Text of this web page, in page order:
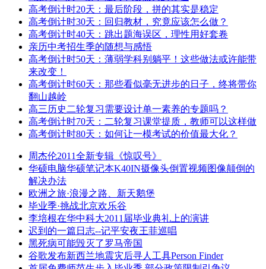
高考倒计时20天：最后阶段，拼的其实是稳定
高考倒计时30天：回归教材，究竟应该怎么做？
高考倒计时40天：跳出题海误区，理性用好套卷
亲历中考招生季的随想与感悟
高考倒计时50天：薄弱学科别躺平！这些做法或许能带
来改变！
高考倒计时60天：那些看似毫无进步的日子，终将带你
翻山越岭
高三历史二轮复习需要设计单一素养的专题吗？
高考倒计时70天：二轮复习课堂提质，教师可以这样做
高考倒计时80天：如何让一模考试的价值最大化？
周杰伦2011全新专辑《惊叹号》
华硕电脑华硕笔记本K40IN摄像头倒置视频图像颠倒的
解决办法
欧洲之旅·浪漫之路、新天鹅堡
毕业季·挑战北京欢乐谷
李培根在华中科大2011届毕业典礼上的演讲
迟到的一篇日志--记平安夜王菲巡唱
黑死病可能毁灭了罗马帝国
谷歌发布新西兰地震灾后寻人工具Person Finder